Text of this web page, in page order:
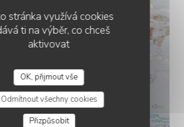
stránka využívá cookies
ti na výběr, co chceš
aktivovat
OK, přijmout vše
Odmítnout všechny cookies
Přizpůsobit